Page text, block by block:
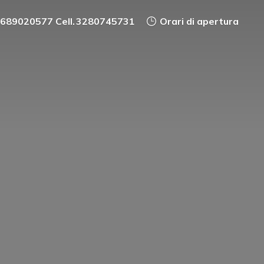
Cell. 3280745731 Orari di apertura